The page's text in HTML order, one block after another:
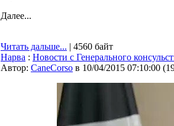
Далее...
Читать дальше... | 4560 байт
Нарва : Новости с Генерального
Автор: CaneCorso в 10/04/2015 07:10:00 (